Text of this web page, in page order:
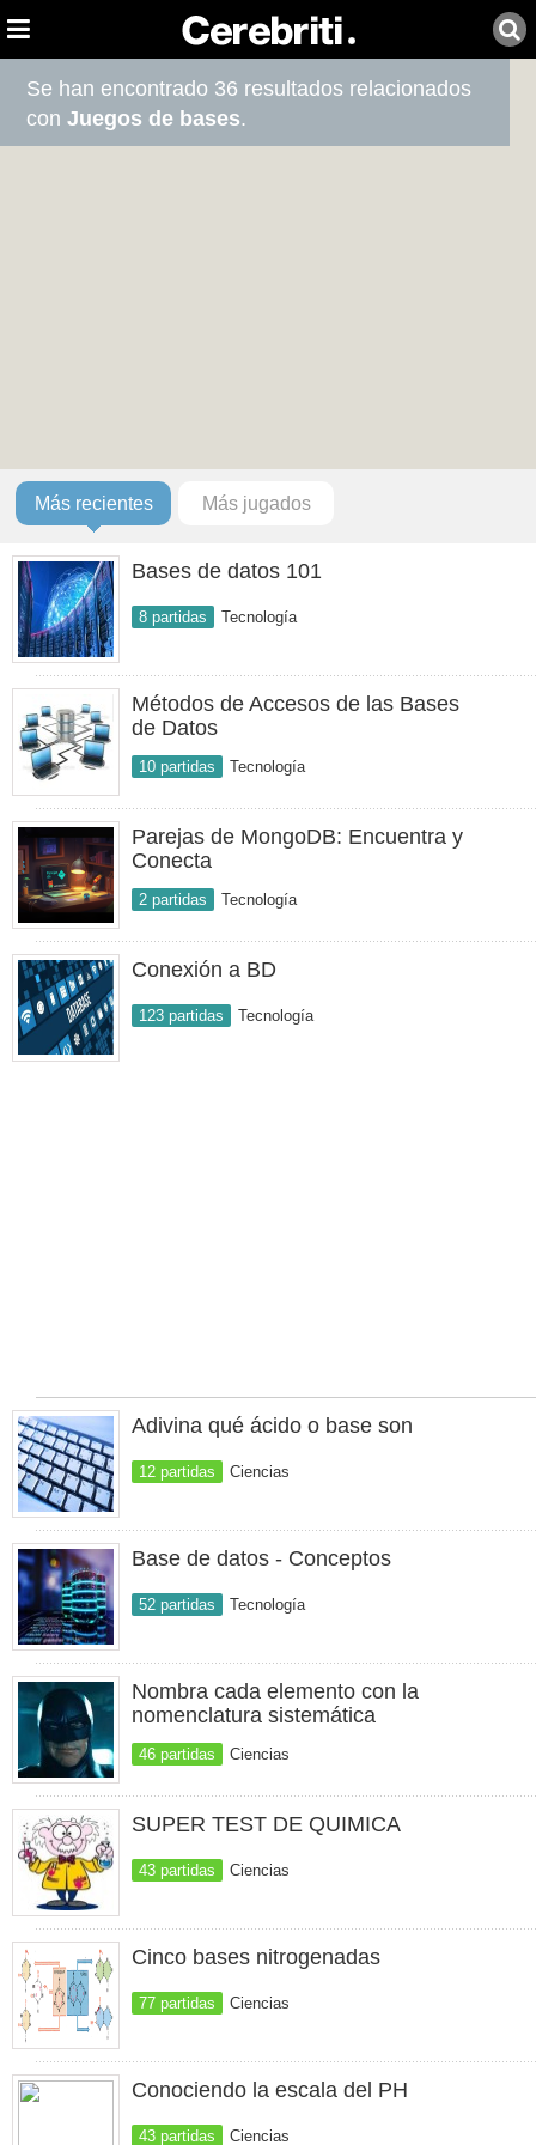
Se han encontrado 36 resultados relacionados
conJuegos de bases.
Más recientes Más jugados
Bases de datos 101
8 partidas Tecnología
Métodos de Accesos de las Bases
de Datos
10 partidas Tecnología
Parejas de MongoDB: Encuentra y
Conecta
2 partidas Tecnología
Conexión a BD
123 partidas Tecnología
Adivina qué ácido o base son
12 partidas Ciencias
Base de datos - Conceptos
52 partidas Tecnología
Nombra cada elemento con la
nomenclatura sistemática
46 partidas Ciencias
SUPER TEST DE QUIMICA
43 partidas Ciencias
Cinco bases nitrogenadas
77 partidas Ciencias
Conociendo la escala del PH
43 partidas Ciencias